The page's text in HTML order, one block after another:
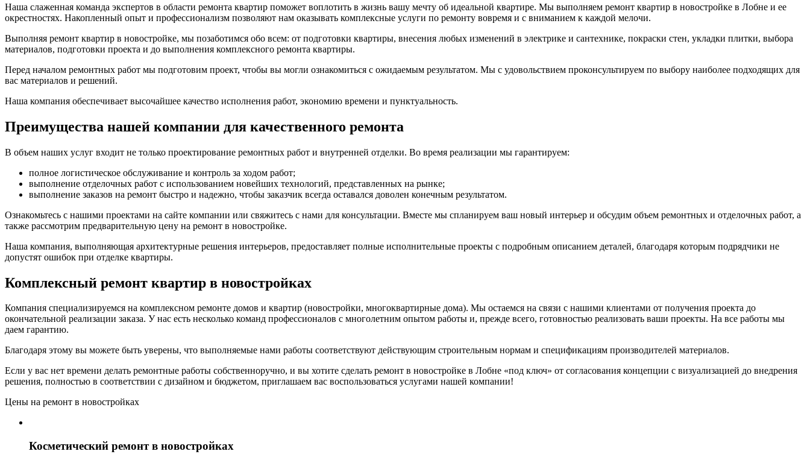
Наша слаженная команда экспертов в области ремонта квартир поможет воплотить в жизнь вашу мечту об идеальной квартире. Мы выполняем ремонт квартир в новостройке в Лобне и ее
окрестностях. Накопленный опыт и профессионализм позволяют нам оказывать комплексные услуги по ремонту вовремя и с вниманием к каждой мелочи.
Выполняя ремонт квартир в новостройке, мы позаботимся обо всем: от подготовки квартиры, внесения любых изменений в электрике и сантехнике, покраски стен, укладки плитки, выбора
материалов, подготовки проекта и до выполнения комплексного ремонта квартиры.
Перед началом ремонтных работ мы подготовим проект, чтобы вы могли ознакомиться с ожидаемым результатом. Мы с удовольствием проконсультируем по выбору наиболее подходящих для
вас материалов и решений.
Наша компания обеспечивает высочайшее качество исполнения работ, экономию времени и пунктуальность.
Преимущества нашей компании для качественного ремонта
В объем наших услуг входит не только проектирование ремонтных работ и внутренней отделки. Во время реализации мы гарантируем:
полное логистическое обслуживание и контроль за ходом работ;
выполнение отделочных работ с использованием новейших технологий, представленных на рынке;
выполнение заказов на ремонт быстро и надежно, чтобы заказчик всегда оставался доволен конечным результатом.
Ознакомьтесь с нашими проектами на сайте компании или свяжитесь с нами для консультации. Вместе мы спланируем ваш новый интерьер и обсудим объем ремонтных и отделочных работ, а
также рассмотрим предварительную цену на ремонт в новостройке.
Наша компания, выполняющая архитектурные решения интерьеров, предоставляет полные исполнительные проекты с подробным описанием деталей, благодаря которым подрядчики не
допустят ошибок при отделке квартиры.
Комплексный ремонт квартир в новостройках
Компания специализируемся на комплексном ремонте домов и квартир (новостройки, многоквартирные дома). Мы остаемся на связи с нашими клиентами от получения проекта до
окончательной реализации заказа. У нас есть несколько команд профессионалов с многолетним опытом работы и, прежде всего, готовностью реализовать ваши проекты. На все работы мы
даем гарантию.
Благодаря этому вы можете быть уверены, что выполняемые нами работы соответствуют действующим строительным нормам и спецификациям производителей материалов.
Если у вас нет времени делать ремонтные работы собственноручно, и вы хотите сделать ремонт в новостройке в Лобне «под ключ» от согласования концепции с визуализацией до внедрения
решения, полностью в соответствии с дизайном и бюджетом, приглашаем вас воспользоваться услугами нашей компании!
Цены на ремонт в новостройках
Косметический ремонт в новостройках